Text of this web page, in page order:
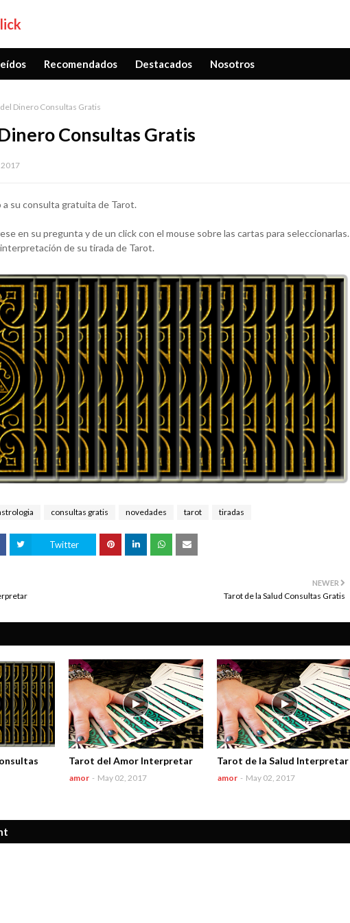
Recomendados Destacados Nosotros
Dinero Consultas Gratis
Consultas Gratis
2017
a su consulta gratuita de Tarot.
en su pregunta y de un click con el mouse sobre las cartas para seleccionarlas.
de su tirada de Tarot.
consultas gratis novedades tarot tiradas
Twitter
NEWER
Tarot de la Salud Consultas Gratis
Tarot del Amor Interpretar
amor - May 02, 2017
Tarot de la Salud Interpretar
amor - May 02, 2017